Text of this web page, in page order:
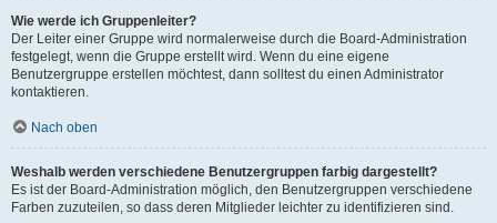
Wie werde ich Gruppenleiter?
Der Leiter einer Gruppe wird normalerweise durch die Board-Administration
festgelegt, wenn die Gruppe erstellt wird. Wenn du eine eigene
Benutzergruppe erstellen möchtest, dann solltest du einen Administrator
kontaktieren.
Nach oben
Weshalb werden verschiedene Benutzergruppen farbig dargestellt?
Es ist der Board-Administration möglich, den Benutzergruppen verschiedene
Farben zuzuteilen, so dass deren Mitglieder leichter zu identifizieren sind.